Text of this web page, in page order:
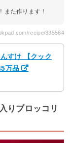
また作ります！
recipe/335564
すけ 【クック
万品
りブロッコリ